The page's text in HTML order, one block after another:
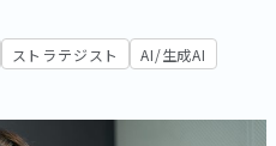
ストラテジスト
AI/生成AI